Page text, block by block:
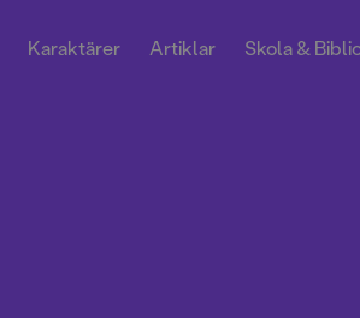
Karaktärer Artiklar Skola &